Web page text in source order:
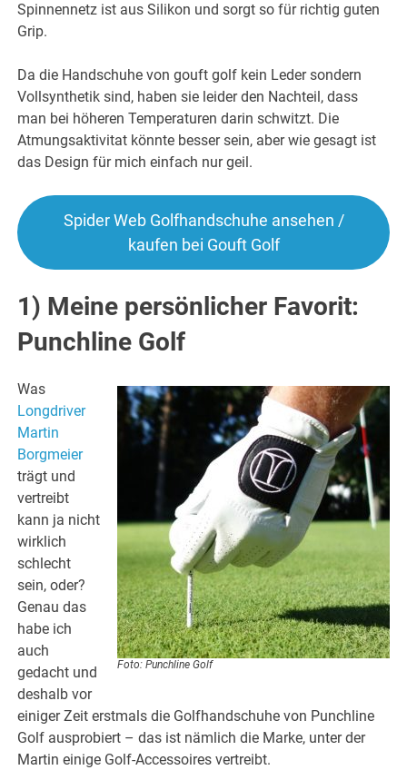
Spinnennetz ist aus Silikon und sorgt so für richtig guten
Grip.
Da die Handschuhe von gouft golf kein Leder sondern
Vollsynthetik sind, haben sie leider den Nachteil, dass
man bei höheren Temperaturen darin schwitzt. Die
Atmungsaktivitat könnte besser sein, aber wie gesagt ist
das Design für mich einfach nur geil.
Spider Web Golfhandschuhe ansehen /
kaufen bei Gouft Golf
1) Meine persönlicher Favorit:
Punchline Golf
Foto: Punchline Golf
Was
Longdriver
Martin
Borgmeier
trägt und
vertreibt
kann ja nicht
wirklich
schlecht
sein, oder?
Genau das
habe ich
auch
gedacht und
deshalb vor
einiger Zeit erstmals die Golfhandschuhe von Punchline
Golf ausprobiert – das ist nämlich die Marke, unter der
Martin einige Golf-Accessoires vertreibt.